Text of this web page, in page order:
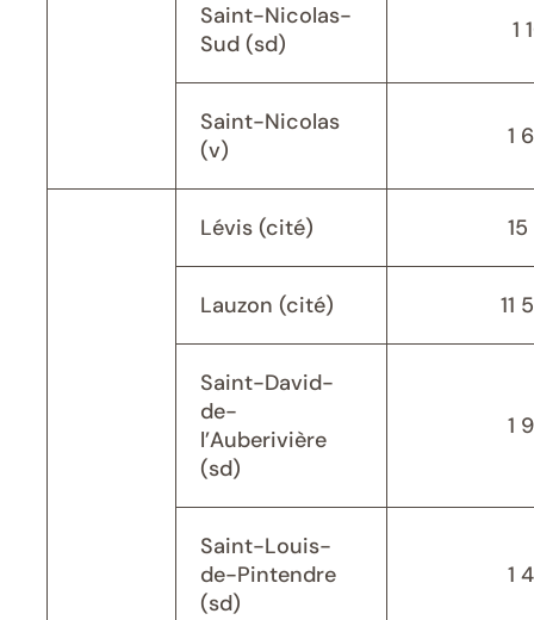
Saint-Nicolas-
Sud (sd)
1
Saint-Nicolas
(v)
1
Lévis (cité) 15
Lauzon (cité) 11
Saint-David-
de-
l’Auberivière
(sd)
1
Saint-Louis-
de-Pintendre
(sd)
1